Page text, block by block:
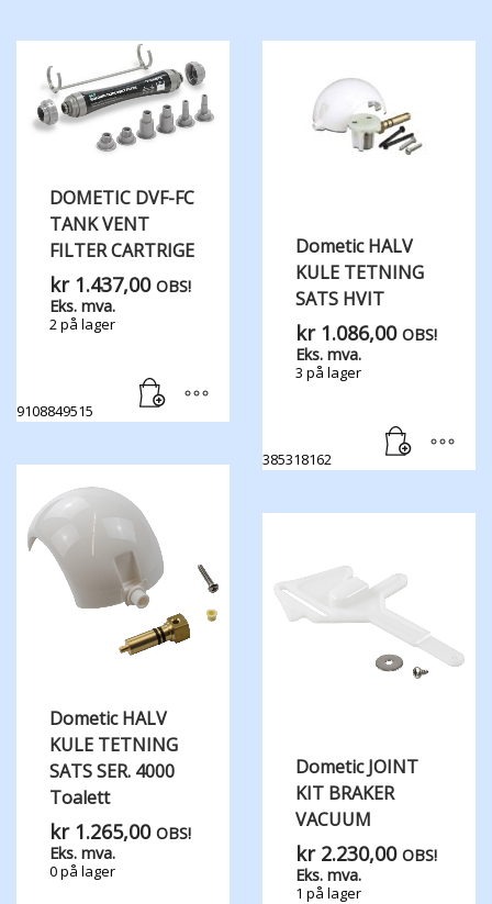
DOMETIC DVF-FC
TANK VENT ​
FILTER CARTRIGE
kr1.437,00 OBS!
Eks. mva.
2 på lager
9108849515
Dometic HALV
KULE TETNING
SATS HVIT
kr1.086,00 OBS!
Eks. mva.
3 på lager
385318162
Dometic HALV
KULE TETNING
SATS SER. 4000
Toalett
kr1.265,00 OBS!
Eks. mva.
0 på lager
Dometic JOINT
KIT BRAKER
VACUUM
kr2.230,00 OBS!
Eks. mva.
1 på lager